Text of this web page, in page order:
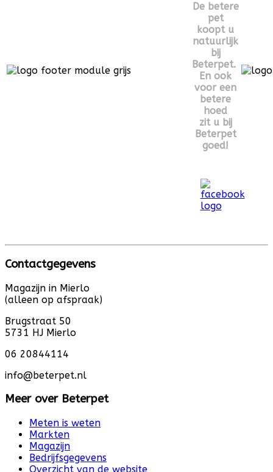
De betere
pet
koopt u
natuurlijk
bij
Beterpet.
En ook
voor een
betere
hoed
zit u bij
Beterpet
goed!
Contactgegevens
Magazijn in Mierlo
(alleen op afspraak)
Brugstraat 50
5731 HJ Mierlo
06 20844114
info@beterpet.nl
Meer over Beterpet
Meten is weten
Markten
Magazijn
Bedrijfsgegevens
Overzicht van de website